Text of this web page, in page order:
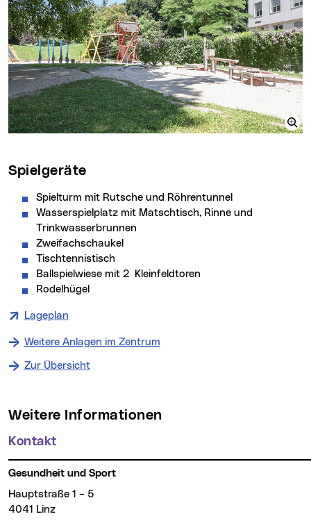
Spielgeräte
Spielturm mit Rutsche und Röhrentunnel
Wasserspielplatz mit Matschtisch, Rinne und
Trinkwasserbrunnen
Zweifachschaukel
Tischtennistisch
Ballspielwiese mit 2 Kleinfeldtoren
Rodelhügel
Lageplan
Weitere Anlagen im Zentrum
Zur Übersicht
Weitere Informationen
Kontakt
Gesundheit und Sport
Hauptstraße 1 – 5
4041 Linz